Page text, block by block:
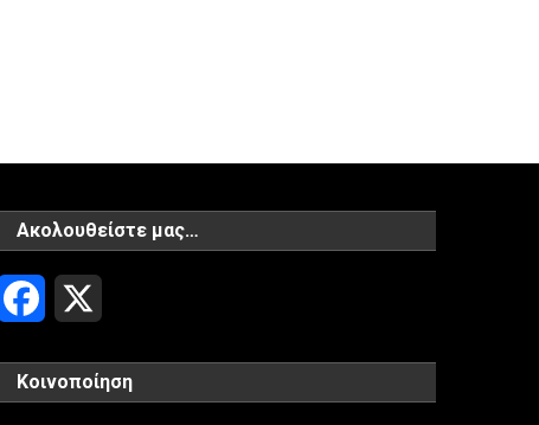
Ακολουθείστε μας…
Facebook
Κοινοποίηση